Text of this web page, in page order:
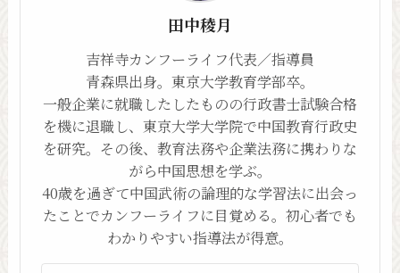
田中稜月
吉祥寺カンフーライフ代表／指導員
青森県出身。東京大学教育学部卒。
一般企業に就職したしたものの行政書士試験合格
を機に退職し、東京大学大学院で中国教育行政史
を研究。その後、教育法務や企業法務に携わりな
がら中国思想を学ぶ。
40歳を過ぎて中国武術の論理的な学習法に出会っ
たことでカンフーライフに目覚める。初心者でも
わかりやすい指導法が得意。